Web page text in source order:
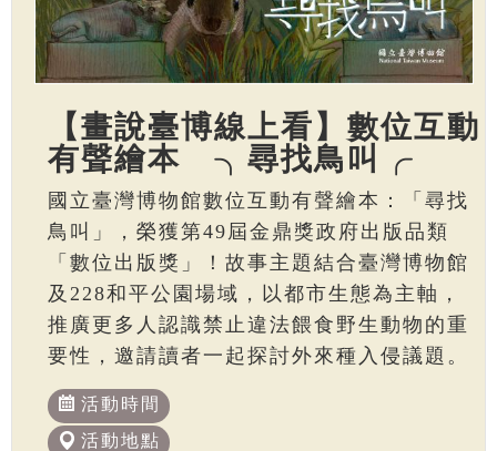
【畫說臺博線上看】數位互動
有聲繪本 ╮尋找鳥叫╭
國立臺灣博物館數位互動有聲繪本：「尋找
鳥叫」，榮獲第49屆金鼎獎政府出版品類
「數位出版獎」！故事主題結合臺灣博物館
及228和平公園場域，以都市生態為主軸，
推廣更多人認識禁止違法餵食野生動物的重
要性，邀請讀者一起探討外來種入侵議題。
活動時間
活動地點